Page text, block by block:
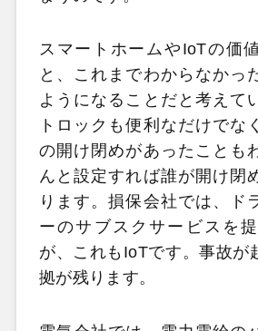
スマートホームやIoTの価
と、これまでわからなかっ
ようになることだと考えて
トロックも便利なだけでな
の開け閉めがあったことも
んと設定すれば誰が開け閉
ります。損保会社では、ド
ーのサブスクサービスを
が、これもIoTです。事故が
拠が残ります。